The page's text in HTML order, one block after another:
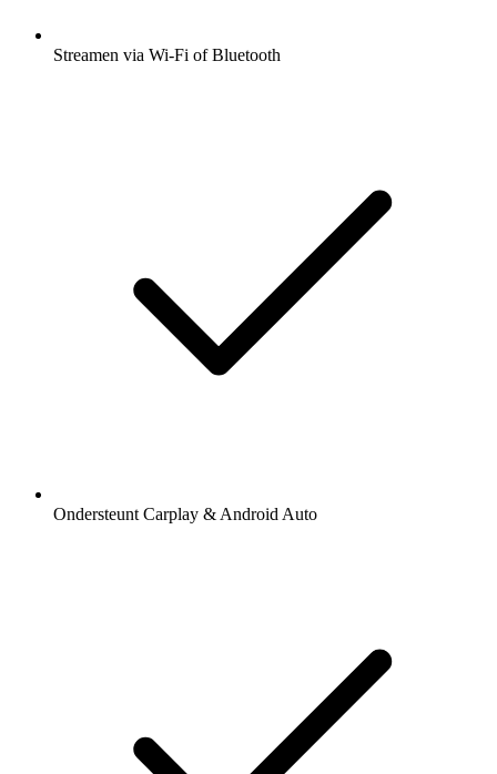
Streamen via Wi-Fi of Bluetooth
Ondersteunt Carplay & Android Auto